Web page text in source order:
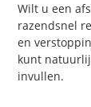
Wilt u een
razendsnel
en
kunt
invullen.